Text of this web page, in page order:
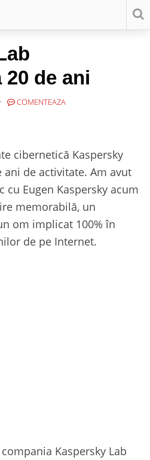
20 de ani
COMENTEAZA
cibernetică Kaspersky
ani de activitate. Am avut
cu Eugen Kaspersky acum
memorabilă, un
om implicat 100% în
de pe Internet.
Kaspersky Lab